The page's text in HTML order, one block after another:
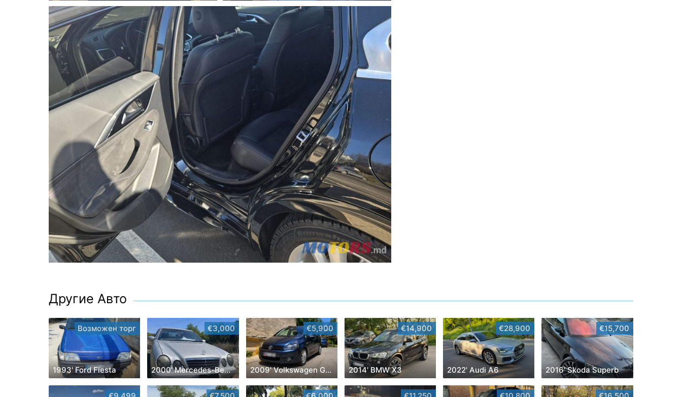
Другие Авто
Возможен торг
1993' Ford Fiesta
€3,000
2000' Mercedes-Benz E-Class
€5,900
2009' Volkswagen Golf Plus
€14,900
2014' BMW X3
€28,900
2022' Audi A6
€15,700
2016' Skoda Superb